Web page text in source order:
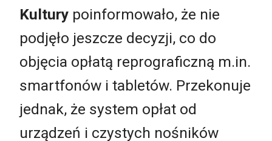
Kultury poinformowało, że nie
podjęło jeszcze decyzji, co do
objęcia opłatą reprograficzną m.in.
smartfonów i tabletów. Przekonuje
jednak, że system opłat od
urządzeń i czystych nośników